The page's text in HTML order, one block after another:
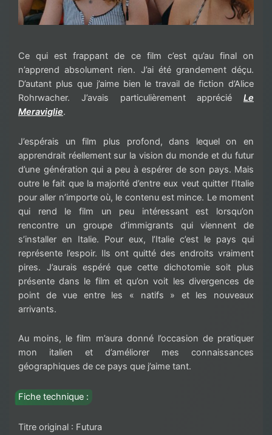
Ce qui est frappant de ce film c’est qu’au final on
n’apprend absolument rien. J’ai été grandement déçu.
D’autant plus que j’aime bien le travail de fiction d’Alice
Rohrwacher. J’avais particulièrement apprécié Le
Meraviglie.
J’espérais un film plus profond, dans lequel on en
apprendrait réellement sur la vision du monde et du futur
d’une génération qui a peu à espérer de son pays. Mais
outre le fait que la majorité d’entre eux veut quitter l’Italie
pour aller n’importe où, le contenu est mince. Le moment
qui rend le film un peu intéressant est lorsqu’on
rencontre un groupe d’immigrants qui viennent de
s’installer en Italie. Pour eux, l’Italie c’est le pays qui
représente l’espoir. Ils ont quitté des endroits vraiment
pires. J’aurais espéré que cette dichotomie soit plus
présente dans le film et qu’on voit les divergences de
point de vue entre les « natifs » et les nouveaux
arrivants.
Au moins, le film m’aura donné l’occasion de pratiquer
mon italien et d’améliorer mes connaissances
géographiques de ce pays que j’aime tant.
Fiche technique :
Titre original : Futura